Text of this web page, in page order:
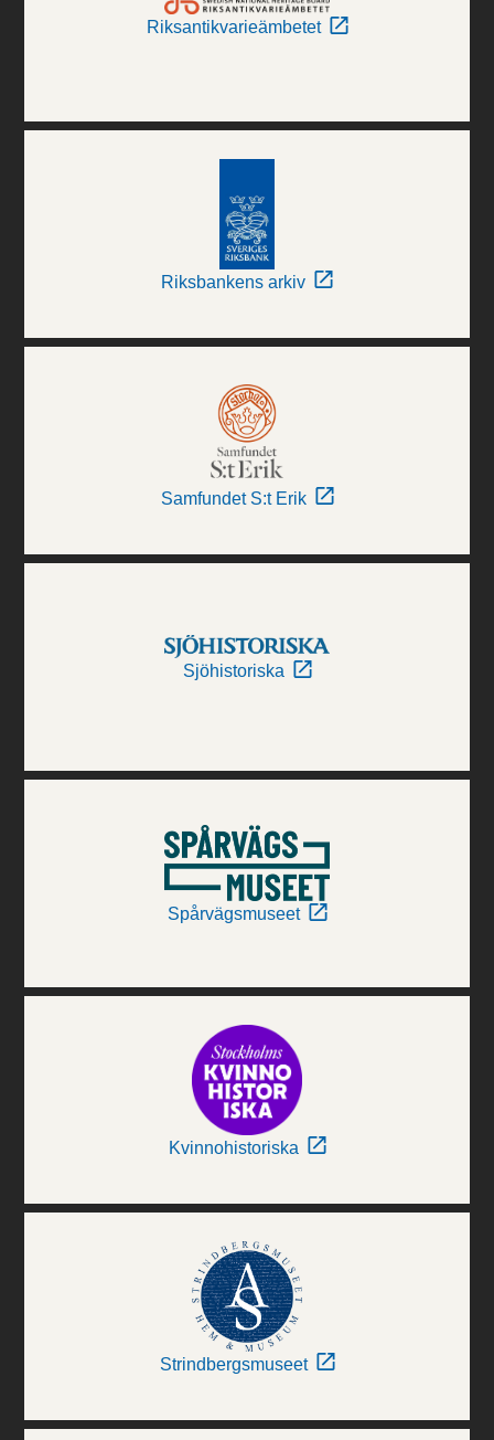
Riksantikvarieämbetet
Riksbankens arkiv
Samfundet S:t Erik
Sjöhistoriska
Spårvägsmuseet
Kvinnohistoriska
Strindbergsmuseet